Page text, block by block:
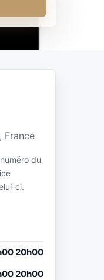
France
du
ci.
20h00
20h00